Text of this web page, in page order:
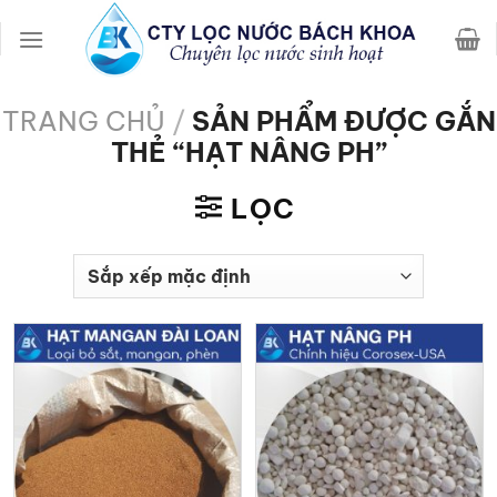
đến
TRANG CHỦ / SẢN PHẨM ĐƯỢC GẮN
THẺ “HẠT NÂNG PH”
LỌC